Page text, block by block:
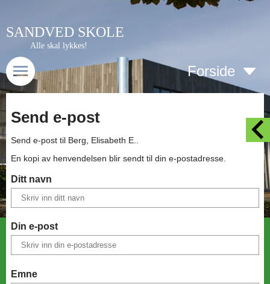
SANDVED SKOLE
Alle skal lykkes!
Forside
Send e-post
Send e-post til Berg, Elisabeth E..
En kopi av henvendelsen blir sendt til din e-postadresse.
Ditt navn
Din e-post
Emne